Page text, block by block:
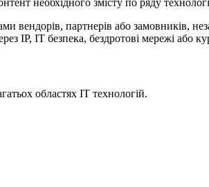
партнерів або замовників,
IP, ІТ безпека, бездротові мережі або
областях ІТ технологій.